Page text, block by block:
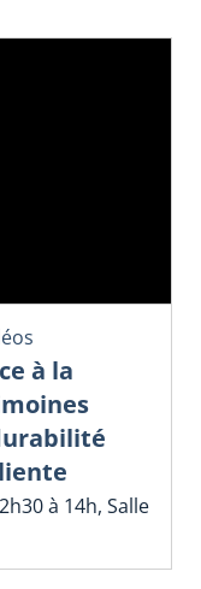
à la
à 14h, Salle